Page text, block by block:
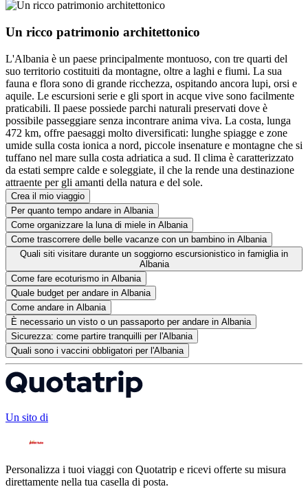
Un ricco patrimonio architettonico
L'Albania è un paese principalmente montuoso, con tre quarti del
suo territorio costituiti da montagne, oltre a laghi e fiumi. La sua
fauna e flora sono di grande ricchezza, ospitando ancora lupi, orsi e
aquile. Le escursioni serie e gli sport in acque vive sono facilmente
praticabili. Il paese possiede parchi naturali preservati dove è
possibile passeggiare senza incontrare anima viva. La costa, lunga
472 km, offre paesaggi molto diversificati: lunghe spiagge e zone
umide sulla costa ionica a nord, piccole insenature e montagne che si
tuffano nel mare sulla costa adriatica a sud. Il clima è caratterizzato
da estati sempre calde e soleggiate, il che la rende una destinazione
attraente per gli amanti della natura e del sole.
Crea il mio viaggio
Per quanto tempo andare in Albania
Come organizzare la luna di miele in Albania
Come trascorrere delle belle vacanze con un bambino in Albania
Quali siti visitare durante un soggiorno escursionistico in famiglia in
Albania
Come fare ecoturismo in Albania
Quale budget per andare in Albania
Come andare in Albania
È necessario un visto o un passaporto per andare in Albania
Sicurezza: come partire tranquilli per l'Albania
Quali sono i vaccini obbligatori per l'Albania
Un sito di
Personalizza i tuoi viaggi con Quotatrip e ricevi offerte su misura
direttamente nella tua casella di posta.